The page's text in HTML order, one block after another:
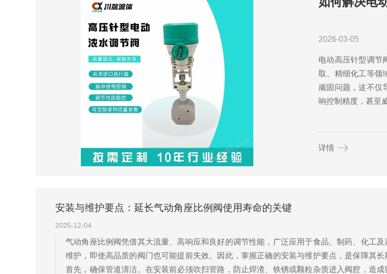
2026-03-05
电动高压针型调节
取、精细化工等领
顽固问题，这不仅
响控制精度，甚至
详情
安装与维护要点：延长气动角座比例阀使用寿命的关键
2025-12-04
气动角座比例阀凭借其大流量、高响应和良好的调节性能，广泛应用于食品、制药、化工
维护，即使高品质的阀门也可能提前失效。因此，掌握正确的安装与维护要点，是保障其
首先，确保管道清洁。在安装前必须吹扫管路，防止焊渣、铁锈或颗粒杂质进入阀腔，造